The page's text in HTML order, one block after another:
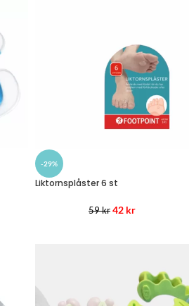
-29%
Liktornsplåster 6 st
59kr 42 kr